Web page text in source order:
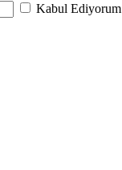
Kabul Ediyorum